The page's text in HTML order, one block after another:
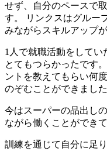
せず、自分のペースで
す。 リンクスはグルー
みながらスキルアップ
1人で就職活動をしてい
とてもつらかったです
ントを教えてもらい何
のぞむことができました
今はスーパーの品出し
ながら働くことができて
訓練を通じて自分に足